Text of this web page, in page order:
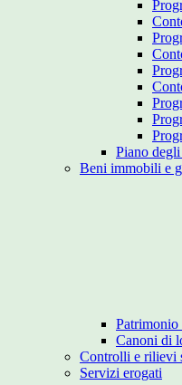
Piano
Beni immobili e
Canoni di
Controlli e rilievi
Servizi erogati